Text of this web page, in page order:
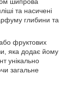
та насичені
глибини та
фруктових
яка додає йому
унікально
загальне